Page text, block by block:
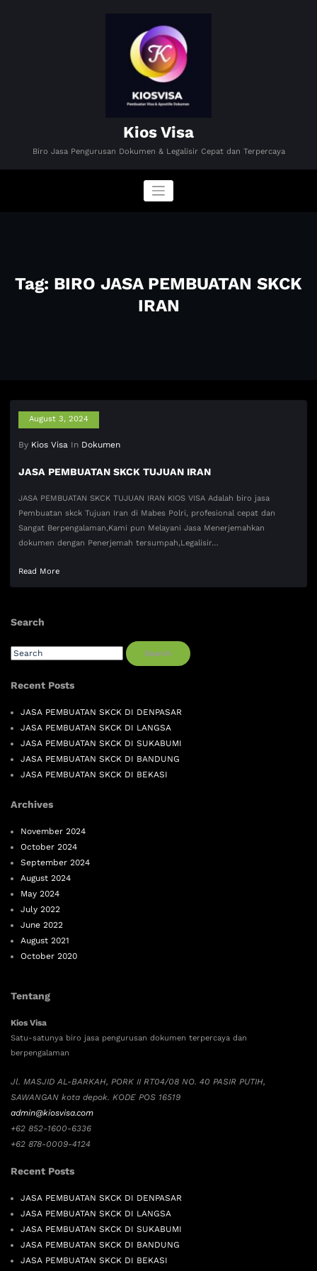
Kios Visa
Biro Jasa Pengurusan Dokumen & Legalisir Cepat dan Terpercaya
Tag: BIRO JASA PEMBUATAN SKCK
IRAN
August 3, 2024
By Kios Visa In Dokumen
JASA PEMBUATAN SKCK TUJUAN IRAN
JASA PEMBUATAN SKCK TUJUAN IRAN KIOS VISA Adalah biro jasa
Pembuatan skck Tujuan Iran di Mabes Polri, profesional cepat dan
Sangat Berpengalaman,Kami pun Melayani Jasa Menerjemahkan
dokumen dengan Penerjemah tersumpah,Legalisir…
Read More
Search
Search
Recent Posts
JASA PEMBUATAN SKCK DI DENPASAR
JASA PEMBUATAN SKCK DI LANGSA
JASA PEMBUATAN SKCK DI SUKABUMI
JASA PEMBUATAN SKCK DI BANDUNG
JASA PEMBUATAN SKCK DI BEKASI
Archives
November 2024
October 2024
September 2024
August 2024
May 2024
July 2022
June 2022
August 2021
October 2020
Tentang
Kios Visa
Satu-satunya biro jasa pengurusan dokumen terpercaya dan
berpengalaman
Jl. MASJID AL-BARKAH, PORK II RT04/08 NO. 40 PASIR PUTIH,
SAWANGAN kota depok. KODE POS 16519
admin@kiosvisa.com
+62 852-1600-6336
+62 878-0009-4124
Recent Posts
JASA PEMBUATAN SKCK DI DENPASAR
JASA PEMBUATAN SKCK DI LANGSA
JASA PEMBUATAN SKCK DI SUKABUMI
JASA PEMBUATAN SKCK DI BANDUNG
JASA PEMBUATAN SKCK DI BEKASI